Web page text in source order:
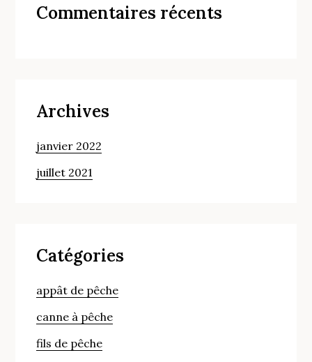
Commentaires récents
Archives
janvier 2022
juillet 2021
Catégories
appât de pêche
canne à pêche
fils de pêche